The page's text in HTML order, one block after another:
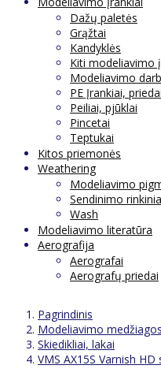
Dažų paletės
Grąžtai
Kandyklės
Kiti modeliavimo
Modeliavimo
PE Įrankiai, priedai
Peiliai, pjūklai
Pincetai
Teptukai
Kitos priemonės
Weathering
Modeliavimo
Sendinimo
Wash
Modeliavimo literatūra
Aerografija
Aerografai
Aerografų priedai
Pagrindinis
Modeliavimo medžiagos
Skiedikliai, lakai
VMS AX15S Varnish